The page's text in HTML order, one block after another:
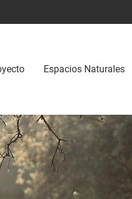
Espacios Naturales